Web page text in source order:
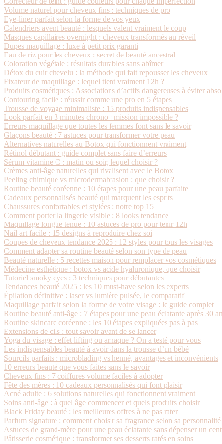
Volume naturel pour cheveux fins : techniques de pro
Eye-liner parfait selon la forme de vos yeux
Calendriers avent beauté : lesquels valent vraiment le coup
Masques capillaires overnight : cheveux transformés au réveil
Dupes maquillage : luxe à petit prix garanti
Eau de riz pour les cheveux : secret de beauté ancestral
Coloration végétale : résultats durables sans abîmer
Détox du cuir chevelu : la méthode qui fait repousser les cheveux
Fixateur de maquillage : lequel tient vraiment 12h ?
Produits cosmétiques : Associations d’actifs dangereuses à éviter
Contouring facile : réussir comme une pro en 5 étapes
Trousse de voyage minimaliste : 15 produits indispensables
Look parfait en 3 minutes chrono : mission impossible ?
Erreurs maquillage que toutes les femmes font sans le savoir
Glaçons beauté : 7 astuces pour transformer votre peau
Alternatives naturelles au Botox qui fonctionnent vraiment
Rétinol débutant : guide complet sans faire d’erreurs
Sérum vitamine C : matin ou soir, lequel choisir ?
Crèmes anti-âge naturelles qui rivalisent avec le Botox
Peeling chimique vs microdermabrasion : que choisir ?
Routine beauté coréenne : 10 étapes pour une peau parfaite
Cadeaux personnalisés beauté qui marquent les esprits
Chaussures confortables et stylées : notre top 15
Comment porter la lingerie visible : 8 looks tendance
Maquillage longue tenue : 10 astuces de pro pour tenir 12h
Nail art facile : 15 designs à reproduire chez soi
Coupes de cheveux tendance 2025 : 12 styles pour tous les visages
Comment adapter sa routine beauté selon son type de peau
Beauté naturelle : 5 recettes maison pour remplacer vos cosmétiques
Médecine esthétique : botox vs acide hyaluronique, que choisir
Tutoriel smoky eyes : 3 techniques pour débutantes
Tendances beauté 2025 : les 10 must-have selon les experts
Épilation définitive : laser vs lumière pulsée, le comparatif
Maquillage parfait selon la forme de votre visage : le guide complet
Routine beauté anti-âge : 7 étapes pour une peau éclatante après 30
Routine skincare coréenne : les 10 étapes expliquées pas à pas
Extensions de cils : tout savoir avant de se lancer
Yoga du visage : effet lifting ou arnaque ? On a testé pour vous
Les indispensables beauté à avoir dans la trousse d’un bébé
Sourcils parfaits : microblading vs henné, avantages et inconvénients
10 erreurs beauté que vous faites sans le savoir
Cheveux fins : 7 coiffures volume faciles à adopter
Fête des mères : 10 cadeaux personnalisés qui font plaisir
Acné adulte : 6 solutions naturelles qui fonctionnent vraiment
Soins anti-âge : à quel âge commencer et quels produits choisir
Black Friday beauté : les meilleures offres à ne pas rater
Parfum signature : comment choisir sa fragrance selon sa personnalité
Astuces de grand-mère pour une peau éclatante sans dépenser un
Pâtisserie cosmétique : transformer ses desserts ratés en soins